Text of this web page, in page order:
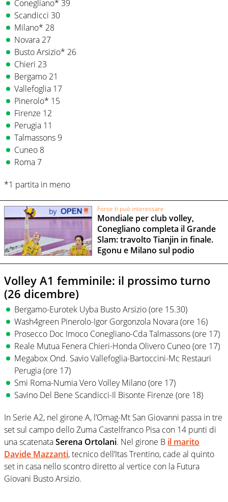
Conegliano* 39
Scandicci 30
Milano* 28
Novara 27
Busto Arsizio* 26
Chieri 23
Bergamo 21
Vallefoglia 17
Pinerolo* 15
Firenze 12
Perugia 11
Talmassons 9
Cuneo 8
Roma 7
*1 partita in meno
Forse ti può interessare
Mondiale per club volley,
Conegliano completa il Grande
Slam: travolto Tianjin in finale.
Egonu e Milano sul podio
Volley A1 femminile: il prossimo turno
(26 dicembre)
Bergamo-Eurotek Uyba Busto Arsizio (ore 15.30)
Wash4green Pinerolo-Igor Gorgonzola Novara (ore 16)
Prosecco Doc Imoco Conegliano-Cda Talmassons (ore 17)
Reale Mutua Fenera Chieri-Honda Olivero Cuneo (ore 17)
Megabox Ond. Savio Vallefoglia-Bartoccini-Mc Restauri
Perugia (ore 17)
Smi Roma-Numia Vero Volley Milano (ore 17)
Savino Del Bene Scandicci-Il Bisonte Firenze (ore 18)
In Serie A2, nel girone A, l’Omag-Mt San Giovanni passa in tre
set sul campo dello Zuma Castelfranco Pisa con 14 punti di
una scatenataSerena Ortolani. Nel girone B il marito
Davide Mazzanti, tecnico dell’Itas Trentino, cade al quinto
set in casa nello scontro diretto al vertice con la Futura
Giovani Busto Arsizio.